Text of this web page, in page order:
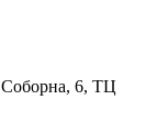
Соборна, 6, ТЦ